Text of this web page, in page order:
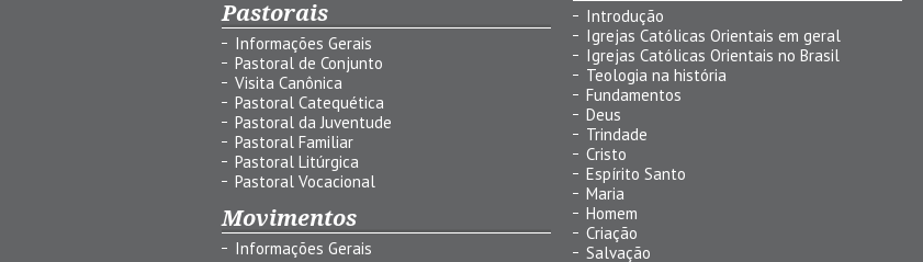
Pastorais
Informações Gerais
Pastoral de Conjunto
Visita Canônica
Pastoral Catequética
Pastoral da Juventude
Pastoral Familiar
Pastoral Litúrgica
Pastoral Vocacional
Movimentos
Informações Gerais
Introdução
Igrejas Católicas Orientais em geral
Igrejas Católicas Orientais no Brasil
Teologia na história
Fundamentos
Deus
Trindade
Cristo
Espírito Santo
Maria
Homem
Criação
Salvação